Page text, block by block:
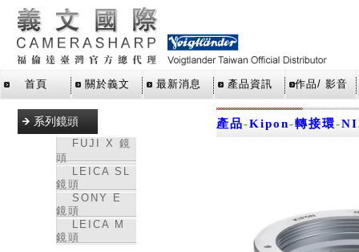
首頁 關於義文 最新消息 產品資訊 作品/ 影音
系列鏡頭
FUJI X 鏡
頭
LEICA SL
鏡頭
SONY E
鏡頭
LEICA M
鏡頭
產品-Kipon-轉接環-